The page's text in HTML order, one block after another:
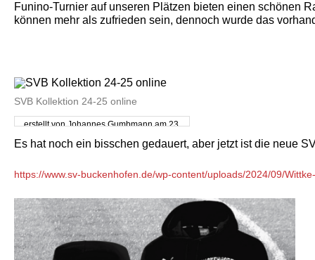
Funino-Turnier auf unseren Plätzen bieten einen schönen
können mehr als zufrieden sein, dennoch wurde das
SVB Kollektion 24-25 online
erstellt von Johannes Gumbmann am 23.
Es hat noch ein bisschen gedauert, aber jetzt ist die neue
https://www.sv-buckenhofen.de/wp-content/uploads/2024/09/